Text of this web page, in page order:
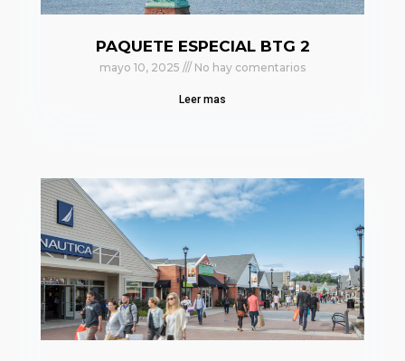
PAQUETE ESPECIAL BTG 2
mayo 10, 2025 No hay comentarios
Leer mas